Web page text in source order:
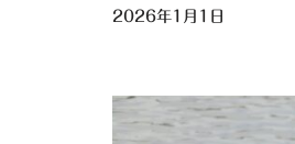
2026年1月1日